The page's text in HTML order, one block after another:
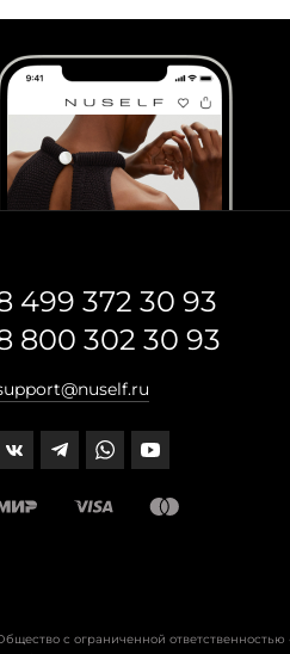
499 372 30 93
800 302 30 93
с ограниченной